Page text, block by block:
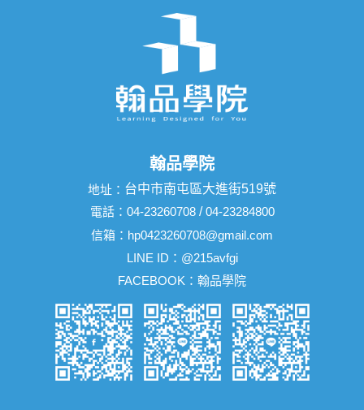
翰品學院
地址： 台中市南屯區大進街519號
電話： 04-23260708/ 04-23284800
信箱： hp0423260708@gmail.com
LINE ID： @215avfgi
FACEBOOK： 翰品學院